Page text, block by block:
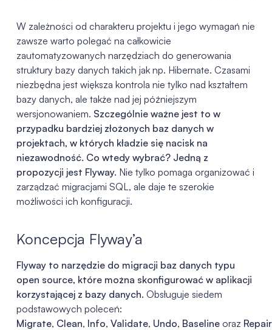
W zależności od charakteru projektu i jego wymagań nie
zawsze warto polegać na całkowicie
zautomatyzowanych narzędziach do generowania
struktury bazy danych takich jak np. Hibernate. Czasami
niezbędna jest większa kontrola nie tylko nad kształtem
bazy danych, ale także nad jej późniejszym
wersjonowaniem. Szczególnie ważne jest to w
przypadku bardziej złożonych baz danych w
projektach, w których kładzie się nacisk na
niezawodność. Co wtedy wybrać? Jedną z
propozycji jest Flyway. Nie tylko pomaga organizować i
zarządzać migracjami SQL, ale daje te szerokie
możliwości ich konfiguracji.
Koncepcja Flyway’a
Flyway to narzędzie do migracji baz danych typu
open source, które można skonfigurować w aplikacji
korzystającej z bazy danych. Obsługuje siedem
podstawowych poleceń:
Migrate, Clean, Info, Validate, Undo, Baselineoraz Repair